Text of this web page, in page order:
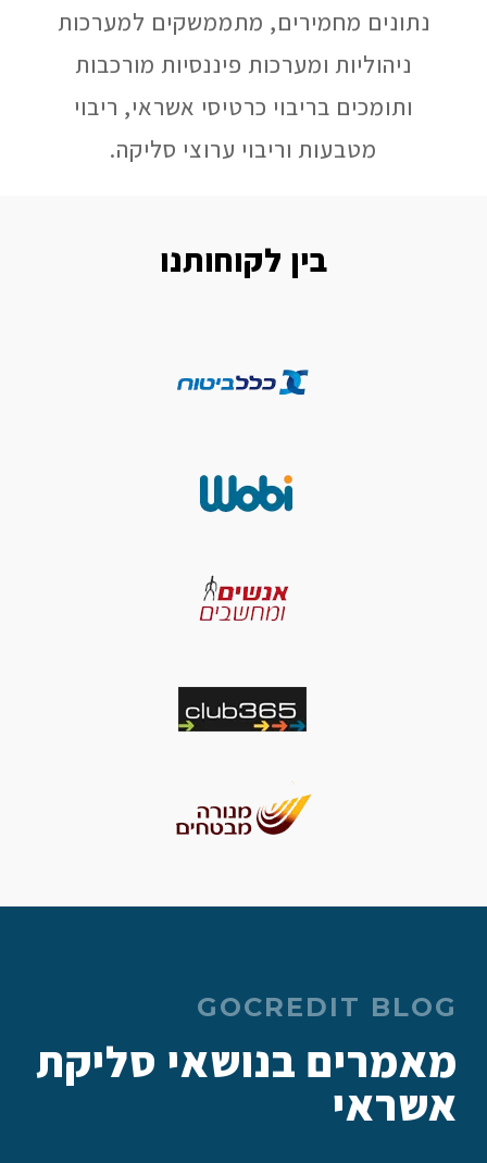
נתונים מחמירים, מתממשקים למערכות
ניהוליות ומערכות פיננסיות מורכבות
ותומכים בריבוי כרטיסי אשראי, ריבוי
מטבעות וריבוי ערוצי סליקה.
בין לקוחותנו
GOCREDIT BLOG
מאמרים בנושאי סליקת
אשראי